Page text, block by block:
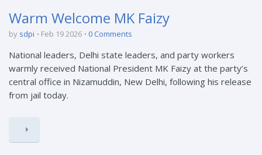
Warm Welcome MK Faizy
by sdpi Feb 19 2026 0 Comments
National leaders, Delhi state leaders, and party workers
warmly received National President MK Faizy at the party’s
central office in Nizamuddin, New Delhi, following his release
from jail today.